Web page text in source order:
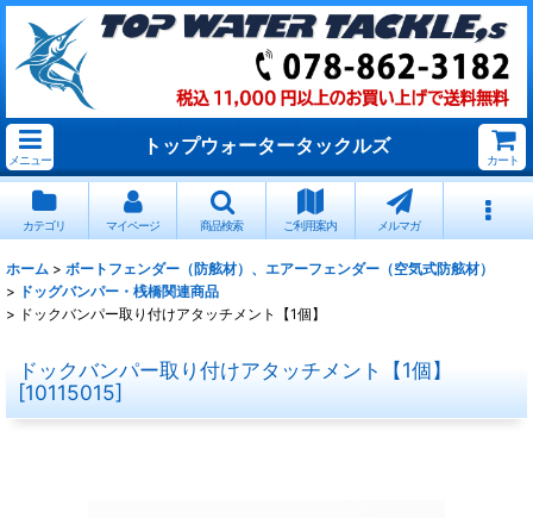
メニュー
トップウォータータックルズ
カート
カテゴリ マイページ 商品検索 ご利用案内 メルマガ
ホーム > ボートフェンダー（防舷材）、エアーフェンダー（空気式防舷材）
> ドッグバンパー・桟橋関連商品
> ドックバンパー取り付けアタッチメント【1個】
ドックバンパー取り付けアタッチメント【1個】
[10115015]